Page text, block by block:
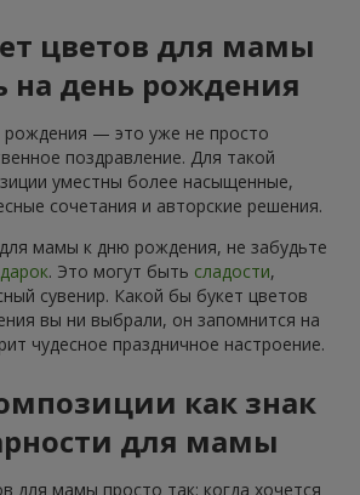
цветов для мамы
на день рождения
рождения — это уже не просто
поздравление. Для такой
уместны более насыщенные,
сочетания и авторские решения.
мамы к дню рождения, не забудьте
. Это могут быть сладости,
сувенир. Какой бы букет цветов
вы ни выбрали, он запомнится на
чудесное праздничное настроение.
как знак
для мамы
для мамы просто так: когда хочется